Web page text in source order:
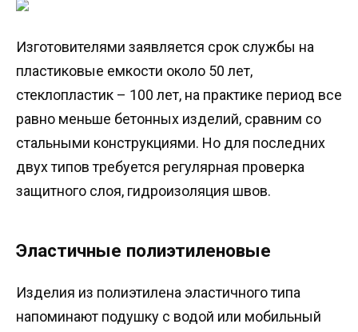
Изготовителями заявляется срок службы на
пластиковые емкости около 50 лет,
стеклопластик – 100 лет, на практике период все
равно меньше бетонных изделий, сравним со
стальными конструкциями. Но для последних
двух типов требуется регулярная проверка
защитного слоя, гидроизоляция швов.
Эластичные полиэтиленовые
Изделия из полиэтилена эластичного типа
напоминают подушку с водой или мобильный